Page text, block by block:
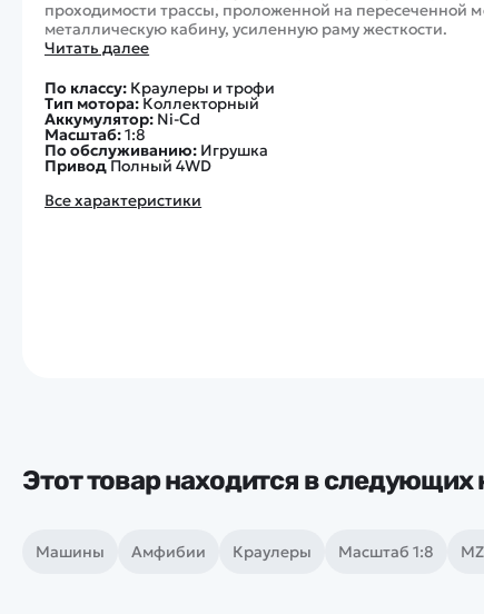
проходимости трассы, проложенной на пересеченной
металлическую кабину, усиленную раму жесткости.
Читать далее
По классу: Краулеры и трофи
Тип мотора:Коллекторный
Аккумулятор: Ni-Cd
Масштаб:1:8
По обслуживанию: Игрушка
ПриводПолный 4WD
Все характеристики
Этот товар находится в следующих
Машины Амфибии Краулеры Масштаб 1:8